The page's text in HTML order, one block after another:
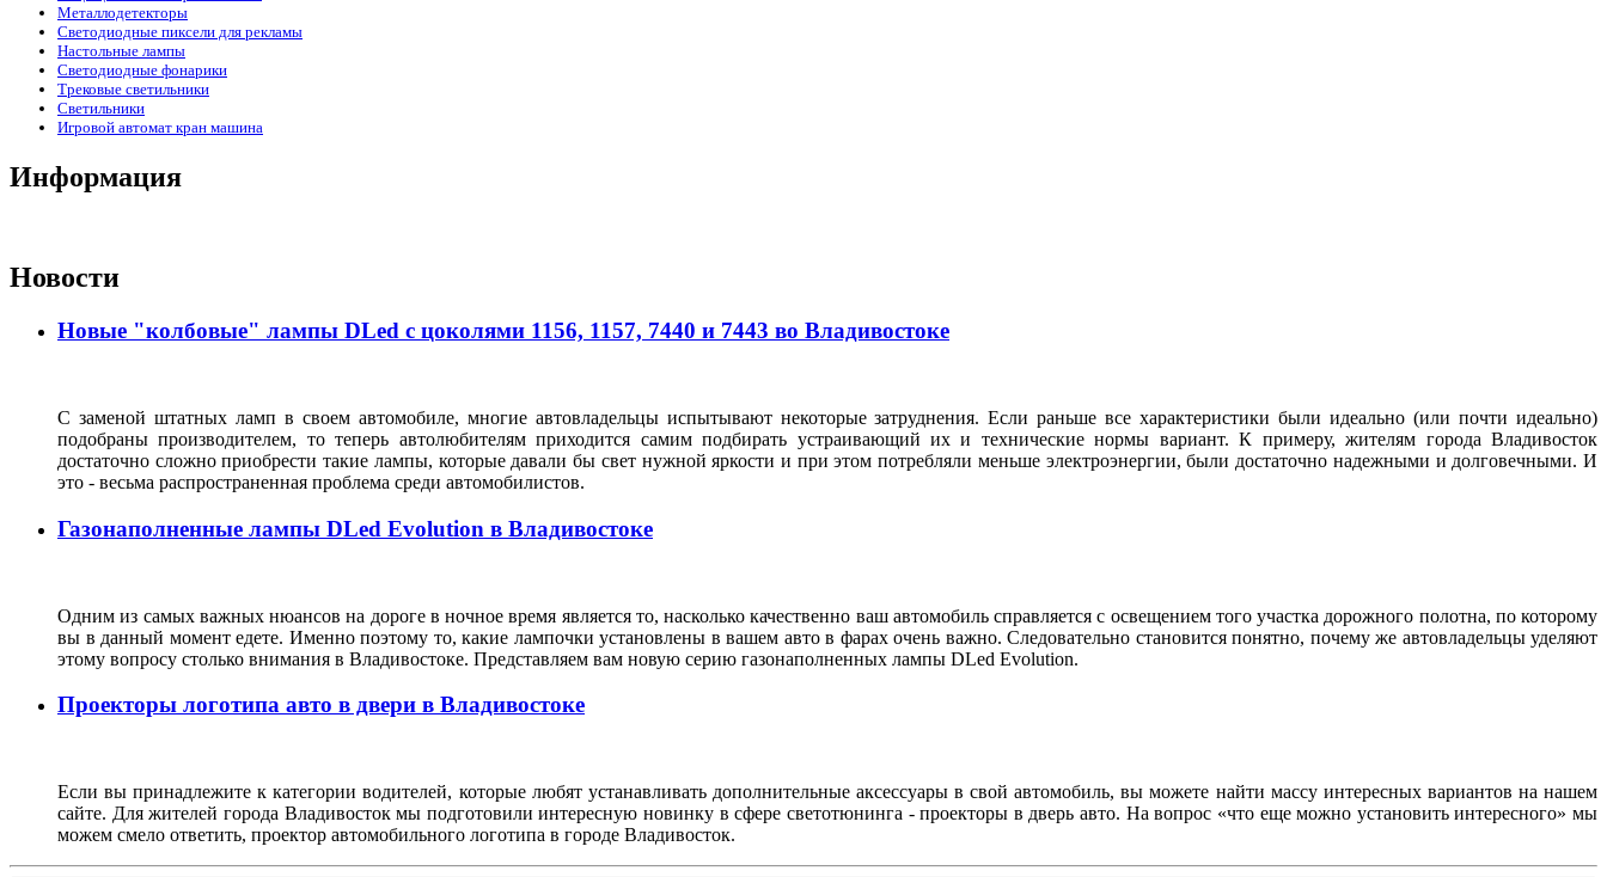
Металлодетекторы
Светодиодные пиксели для рекламы
Настольные лампы
Светодиодные фонарики
Трековые светильники
Светильники
Игровой автомат кран машина
Информация
Новости
Новые "колбовые" лампы DLed с цоколями 1156, 1157, 7440 и 7443 во Владивостоке
С заменой штатных ламп в своем автомобиле, многие автовладельцы испытывают некоторые затруднения. Если раньше все характеристики были идеально (или почти идеально)
подобраны производителем, то теперь автолюбителям приходится самим подбирать устраивающий их и технические нормы вариант. К примеру, жителям города Владивосток
достаточно сложно приобрести такие лампы, которые давали бы свет нужной яркости и при этом потребляли меньше электроэнергии, были достаточно надежными и долговечными. И
это - весьма распространенная проблема среди автомобилистов.
Газонаполненные лампы DLed Evolution в Владивостоке
Одним из самых важных нюансов на дороге в ночное время является то, насколько качественно ваш автомобиль справляется с освещением того участка дорожного полотна, по которому
вы в данный момент едете. Именно поэтому то, какие лампочки установлены в вашем авто в фарах очень важно. Следовательно становится понятно, почему же автовладельцы уделяют
этому вопросу столько внимания в Владивостоке. Представляем вам новую серию газонаполненных лампы DLed Evolution.
Проекторы логотипа авто в двери в Владивостоке
Если вы принадлежите к категории водителей, которые любят устанавливать дополнительные аксессуары в свой автомобиль, вы можете найти массу интересных вариантов на нашем
сайте. Для жителей города Владивосток мы подготовили интересную новинку в сфере светотюнинга - проекторы в дверь авто. На вопрос «что еще можно установить интересного» мы
можем смело ответить, проектор автомобильного логотипа в городе Владивосток.